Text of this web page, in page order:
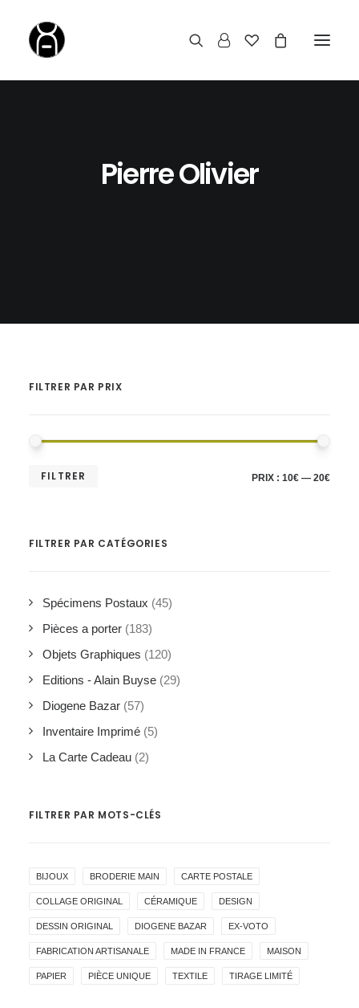
Pierre Olivier
FILTRER PAR PRIX
PRIX
PRIX
FILTRER PRIX : 10€ — 20€
FILTRER PAR CATÉGORIES
Spécimens Postaux (45)
Pièces a porter (183)
Objets Graphiques (120)
Editions - Alain Buyse (29)
Diogene Bazar (57)
Inventaire Imprimé (5)
La Carte Cadeau (2)
FILTRER PAR MOTS-CLÉS
BIJOUX BRODERIE MAIN CARTE POSTALE
COLLAGE ORIGINAL CÉRAMIQUE DESIGN
DESSIN ORIGINAL DIOGENE BAZAR EX-VOTO
FABRICATION ARTISANALE MADE IN FRANCE MAISON
PAPIER PIÈCE UNIQUE TEXTILE TIRAGE LIMITÉ